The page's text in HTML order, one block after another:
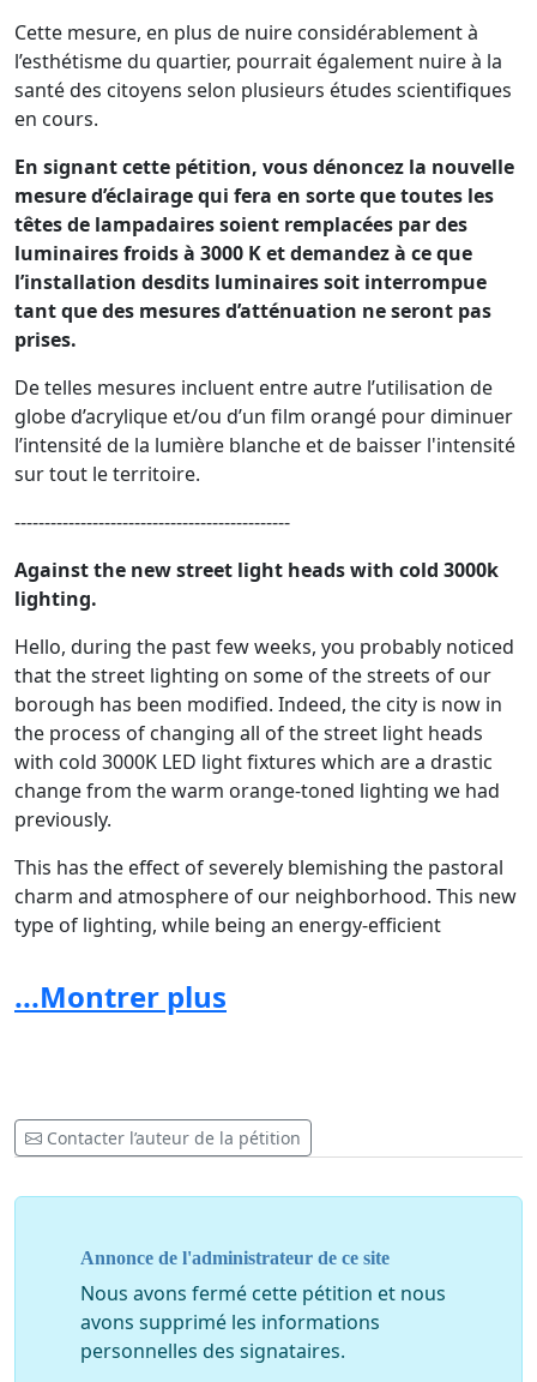
Cette mesure, en plus de nuire considérablement à
l’esthétisme du quartier, pourrait également nuire à la
santé des citoyens selon plusieurs études scientifiques
en cours.
En signant cette pétition, vous dénoncez la nouvelle
mesure d’éclairage qui fera en sorte que toutes les
têtes de lampadaires soient remplacées par des
luminaires froids à 3000 K et demandez à ce que
l’installation desdits luminaires soit interrompue
tant que des mesures d’atténuation ne seront pas
prises.
De telles mesures incluent entre autre l’utilisation de
globe d’acrylique et/ou d’un film orangé pour diminuer
l’intensité de la lumière blanche et de baisser l'intensité
sur tout le territoire.
----------------------------------------------
Against the new street light heads with cold 3000k
lighting.
Hello, during the past few weeks, you probably noticed
that the street lighting on some of the streets of our
borough has been modified. Indeed, the city is now in
the process of changing all of the street light heads
with cold 3000K LED light fixtures which are a drastic
change from the warm orange-toned lighting we had
previously.
This has the effect of severely blemishing the pastoral
charm and atmosphere of our neighborhood. This new
type of lighting, while being an energy-efficient
form - without charm, without class nor warmth and
will soon be installed in all the streets, with the
aesthetics of the neighborhood, could also affect the
health of citizens according to several scientific studies
installation of these new cold 3000k white light
fixtures in their current form and request that said
installation of all the replacement street lights be
interrupted until such time as a mitigating solution
is decided upon and implemented.
...Montrer plus
Contacter l’auteur de la pétition
Annonce de l'administrateur de ce site
Nous avons fermé cette pétition et nous
avons supprimé les informations
personnelles des signataires.